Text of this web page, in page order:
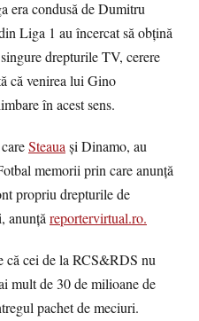
era condusă de Dumitru
Liga 1 au încercat să obţină
drepturile TV, cerere
că venirea lui Gino
în acest sens.
Steauaşi Dinamo, au
memorii prin care anunţă
propriu drepturile de
anunţăreportervirtual.ro.
că cei de la RCS&RDS nu
mult de 30 de milioane de
pachet de meciuri.